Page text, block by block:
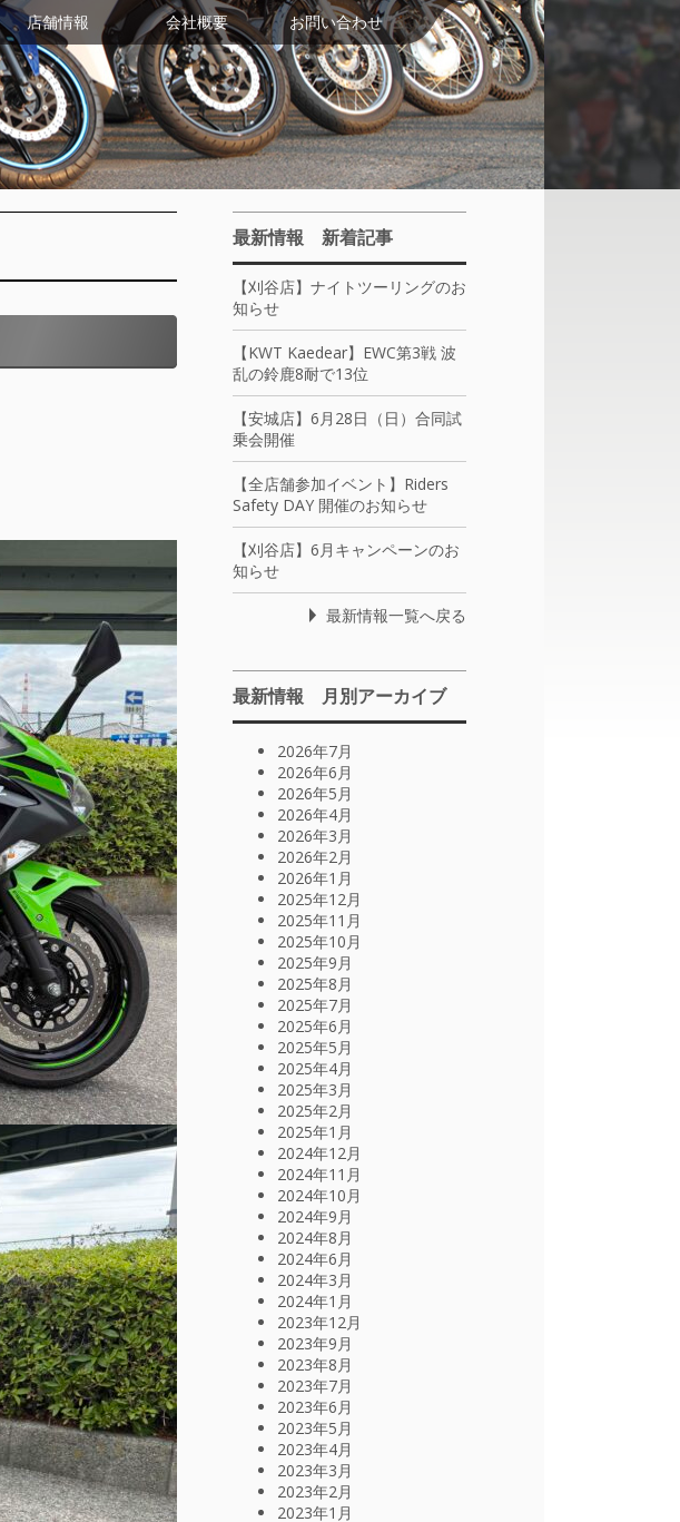
店舗情報 会社概要 お問い合わせ
最新情報 新着記事
【刈谷店】ナイトツーリングのお
知らせ
【KWT Kaedear】EWC第3戦 波
乱の鈴鹿8耐で13位
【安城店】6月28日（日）合同試
乗会開催
【全店舗参加イベント】Riders
Safety DAY 開催のお知らせ
【刈谷店】6月キャンペーンのお
知らせ
最新情報一覧へ戻る
最新情報 月別アーカイブ
2026年7月
2026年6月
2026年5月
2026年4月
2026年3月
2026年2月
2026年1月
2025年12月
2025年11月
2025年10月
2025年9月
2025年8月
2025年7月
2025年6月
2025年5月
2025年4月
2025年3月
2025年2月
2025年1月
2024年12月
2024年11月
2024年10月
2024年9月
2024年8月
2024年6月
2024年3月
2024年1月
2023年12月
2023年9月
2023年8月
2023年7月
2023年6月
2023年5月
2023年4月
2023年3月
2023年2月
2023年1月